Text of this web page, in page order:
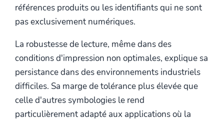
références produits ou les identifiants qui ne sont
pas exclusivement numériques.
La robustesse de lecture, même dans des
conditions d'impression non optimales, explique sa
persistance dans des environnements industriels
difficiles. Sa marge de tolérance plus élevée que
celle d'autres symbologies le rend
particulièrement adapté aux applications où la